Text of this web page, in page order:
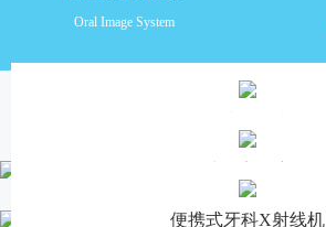
Oral Image System
产品推荐
便携式牙科X射线机